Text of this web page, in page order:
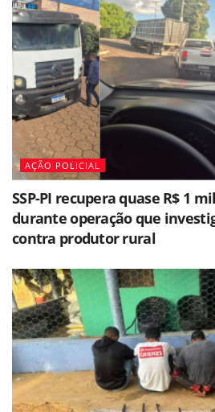
AÇÃO POLICIAL
SSP-PI recupera quase R$ 1
durante operação que
contra produtor rural